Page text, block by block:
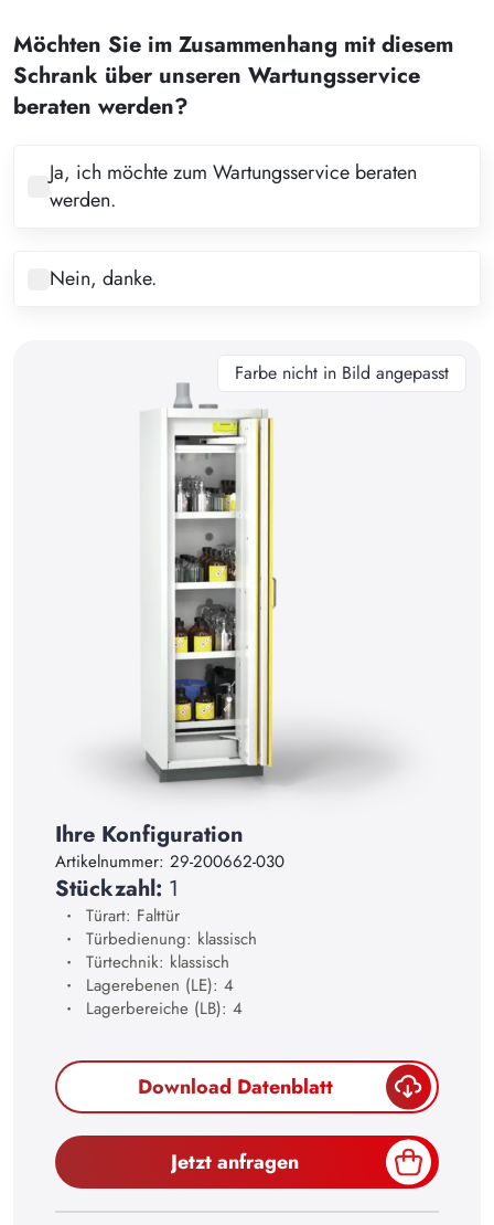
3
4
6
7
9
23
24
25
29
30
Möchten Sie im Zusammenhang mit diesem
Schrank über unseren Wartungsservice
beraten werden?
Ja, ich möchte zum Wartungsservice beraten
werden.
Nein, danke.
Farbe nicht in Bild angepasst
Ihre Konfiguration
Artikelnummer: 29-200662-030
Stückzahl: 1
Türart: Falttür
Türbedienung: klassisch
Türtechnik: klassisch
Lagerebenen (LE): 4
Lagerbereiche (LB): 4
Download Datenblatt
Jetzt anfragen